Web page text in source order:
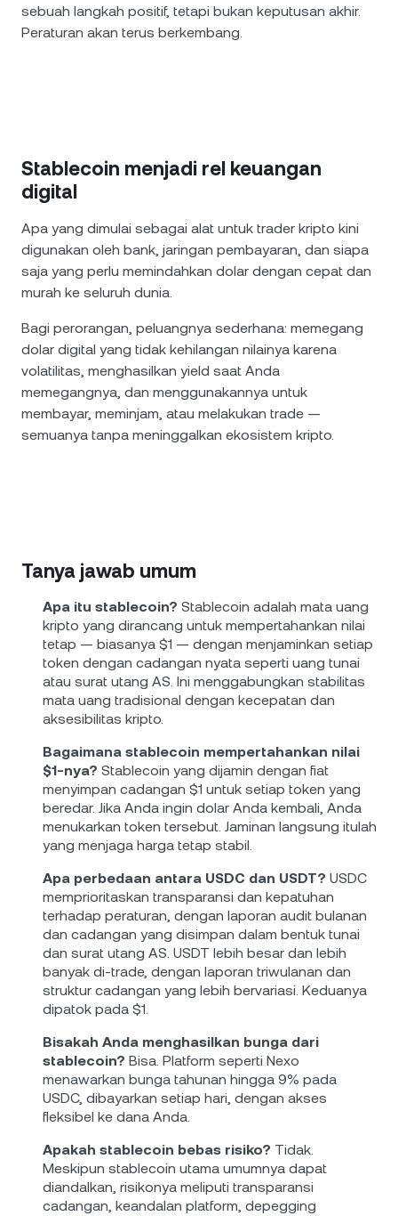
sebuah langkah positif, tetapi bukan keputusan akhir.
Peraturan akan terus berkembang.
Stablecoin menjadi rel keuangan
digital
Apa yang dimulai sebagai alat untuk trader kripto kini
digunakan oleh bank, jaringan pembayaran, dan siapa
saja yang perlu memindahkan dolar dengan cepat dan
murah ke seluruh dunia.
Bagi perorangan, peluangnya sederhana: memegang
dolar digital yang tidak kehilangan nilainya karena
volatilitas, menghasilkan yield saat Anda
memegangnya, dan menggunakannya untuk
membayar, meminjam, atau melakukan trade —
semuanya tanpa meninggalkan ekosistem kripto.
Tanya jawab umum
Apa itu stablecoin? Stablecoin adalah mata uang
kripto yang dirancang untuk mempertahankan nilai
tetap — biasanya $1 — dengan menjaminkan setiap
token dengan cadangan nyata seperti uang tunai
atau surat utang AS. Ini menggabungkan stabilitas
mata uang tradisional dengan kecepatan dan
aksesibilitas kripto.
Bagaimana stablecoin mempertahankan nilai
$1-nya? Stablecoin yang dijamin dengan fiat
menyimpan cadangan $1 untuk setiap token yang
beredar. Jika Anda ingin dolar Anda kembali, Anda
menukarkan token tersebut. Jaminan langsung itulah
yang menjaga harga tetap stabil.
Apa perbedaan antara USDC dan USDT? USDC
memprioritaskan transparansi dan kepatuhan
terhadap peraturan, dengan laporan audit bulanan
dan cadangan yang disimpan dalam bentuk tunai
dan surat utang AS. USDT lebih besar dan lebih
banyak di-trade, dengan laporan triwulanan dan
struktur cadangan yang lebih bervariasi. Keduanya
dipatok pada $1.
Bisakah Anda menghasilkan bunga dari
stablecoin? Bisa. Platform seperti Nexo
menawarkan bunga tahunan hingga 9% pada
USDC, dibayarkan setiap hari, dengan akses
fleksibel ke dana Anda.
Apakah stablecoin bebas risiko? Tidak.
Meskipun stablecoin utama umumnya dapat
diandalkan, risikonya meliputi transparansi
cadangan, keandalan platform, depegging